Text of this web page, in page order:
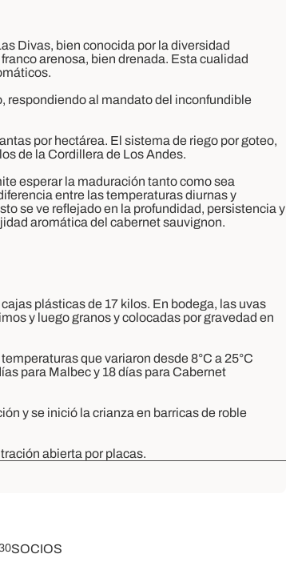
Divas, bien conocida por la diversidad
arenosa, bien drenada. Esta cualidad
respondiendo al mandato del inconfundible
por hectárea. El sistema de riego por goteo,
de la Cordillera de Los Andes.
esperar la maduración tanto como sea
entre las temperaturas diurnas y
se ve reflejado en la profundidad, persistencia y
aromática del cabernet sauvignon.
plásticas de 17 kilos. En bodega, las uvas
y luego granos y colocadas por gravedad en
que variaron desde 8°C a 25°C
para Malbec y 18 días para Cabernet
y se inició la crianza en barricas de roble
abierta por placas.
SOCIOS